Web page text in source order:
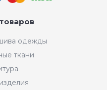
одежды
ткани